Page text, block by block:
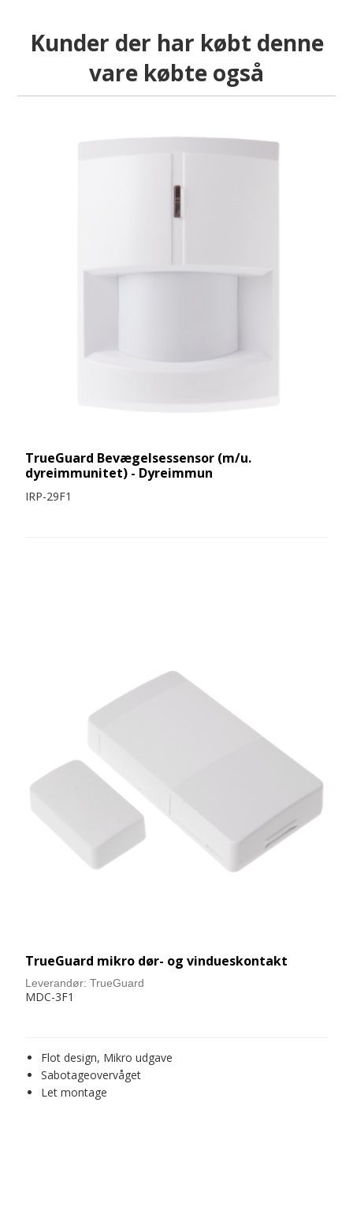
Kunder der har købt denne
vare købte også
TrueGuard Bevægelsessensor (m/u.
dyreimmunitet) - Dyreimmun
IRP-29F1
TrueGuard mikro dør- og vindueskontakt
Leverandør: TrueGuard
MDC-3F1
Flot design, Mikro udgave
Sabotageovervåget
Let montage